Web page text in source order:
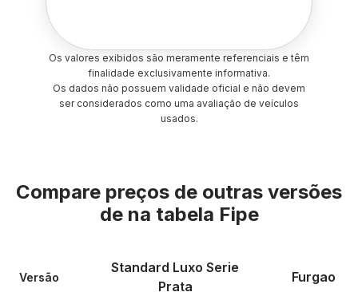
Os valores exibidos são meramente referenciais e têm
finalidade exclusivamente informativa.
Os dados não possuem validade oficial e não devem
ser considerados como uma avaliação de veículos
usados.
Compare preços de outras versões
de na tabela Fipe
Versão
Standard Luxo Serie
Prata
Furgao